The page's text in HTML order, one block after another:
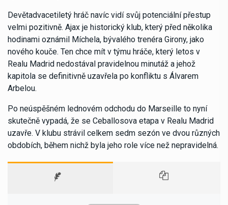
Devětadvacetiletý hráč navíc vidí svůj potenciální přestup
velmi pozitivně. Ajax je historický klub, který před několika
hodinami oznámil Míchela, bývalého trenéra Girony, jako
nového kouče. Ten chce mít v týmu hráče, který letos v
Realu Madrid nedostával pravidelnou minutáž a jehož
kapitola se definitivně uzavřela po konfliktu s Álvarem
Arbelou.
Po neúspěšném lednovém odchodu do Marseille to nyní
skutečně vypadá, že se Ceballosova etapa v Realu Madrid
uzavře. V klubu strávil celkem sedm sezón ve dvou různých
obdobích, během nichž byla jeho role více než nepravidelná.